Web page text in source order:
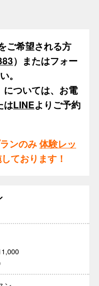
ご希望される方
）またはフォー
。
については、お電
はLINEよりご予約
ンのみ体験レッ
ております！